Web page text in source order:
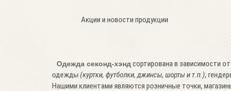
Акции и новости продукции
Одежда секонд-хэндсортирована в зависимости
одежды (куртки, футболки, джинсы, шорты и т.п.),
Нашими клиентами являются розничные точки,